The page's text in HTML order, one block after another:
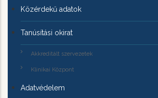
Közérdekű adatok
Tanúsítási okirat
Akkreditált szervezetek
Klinikai Központ
Adatvédelem